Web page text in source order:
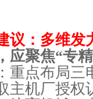
议：多维
应聚焦“专
重点布局三
主机厂授权